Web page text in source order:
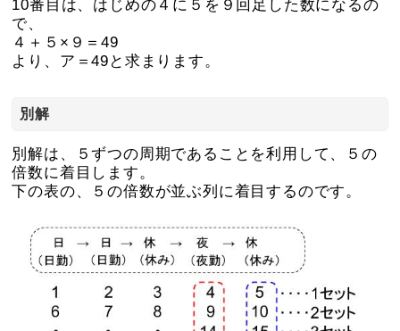
10番目は、はじめの４に５を９回足した数になるの
で、
４＋５×９＝49
より、ア＝49と求まります。
別解
別解は、５ずつの周期であることを利用して、５の
倍数に着目します。
下の表の、５の倍数が並ぶ列に着目するのです。